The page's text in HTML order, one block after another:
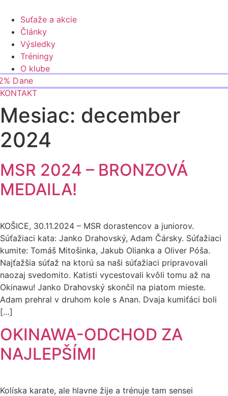
Suťaže a akcie
Články
Výsledky
Tréningy
O klube
Dane
KONTAKT
Mesiac: december
2024
MSR 2024 – BRONZOVÁ
MEDAILA!
KOŠICE, 30.11.2024 – MSR dorastencov a juniorov.
Súťažiaci kata: Janko Drahovský, Adam Čársky. Súťažiaci
kumite: Tomáš Mitošinka, Jakub Olianka a Oliver Póša.
Najťažšia súťaž na ktorú sa naši súťažiaci pripravovali
naozaj svedomito. Katisti vycestovali kvôli tomu až na
Okinawu! Janko Drahovský skončil na piatom mieste.
Adam prehral v druhom kole s Anan. Dvaja kumiťáci boli
[…]
OKINAWA-ODCHOD ZA
NAJLEPŠÍMI
Kolíska karate, ale hlavne žije a trénuje tam sensei